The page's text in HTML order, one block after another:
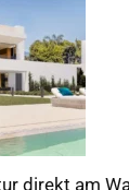
direkt am